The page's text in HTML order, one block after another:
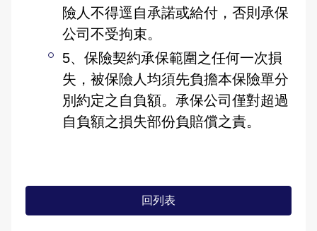
險人不得逕自承諾或給付，否則承保
公司不受拘束。
5、保險契約承保範圍之任何一次損
失，被保險人均須先負擔本保險單分
別約定之自負額。承保公司僅對超過
自負額之損失部份負賠償之責。
回列表